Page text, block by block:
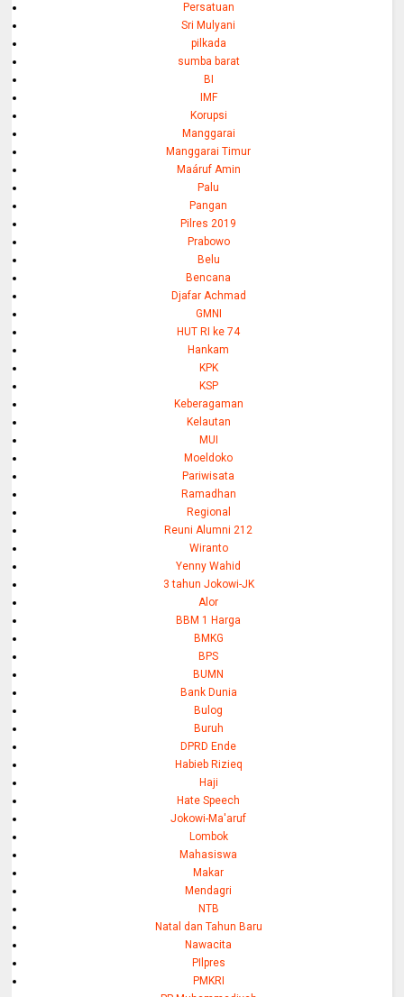
Persatuan
Sri Mulyani
pilkada
sumba barat
BI
IMF
Korupsi
Manggarai
Manggarai Timur
Maáruf Amin
Palu
Pangan
Pilres 2019
Prabowo
Belu
Bencana
Djafar Achmad
GMNI
HUT RI ke 74
Hankam
KPK
KSP
Keberagaman
Kelautan
MUI
Moeldoko
Pariwisata
Ramadhan
Regional
Reuni Alumni 212
Wiranto
Yenny Wahid
3 tahun Jokowi-JK
Alor
BBM 1 Harga
BMKG
BPS
BUMN
Bank Dunia
Bulog
Buruh
DPRD Ende
Habieb Rizieq
Haji
Hate Speech
Jokowi-Ma'aruf
Lombok
Mahasiswa
Makar
Mendagri
NTB
Natal dan Tahun Baru
Nawacita
PIlpres
PMKRI